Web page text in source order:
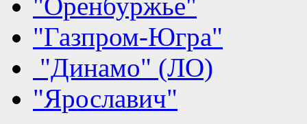
"Газпром-Югра"
"Динамо" (ЛО)
"Ярославич"